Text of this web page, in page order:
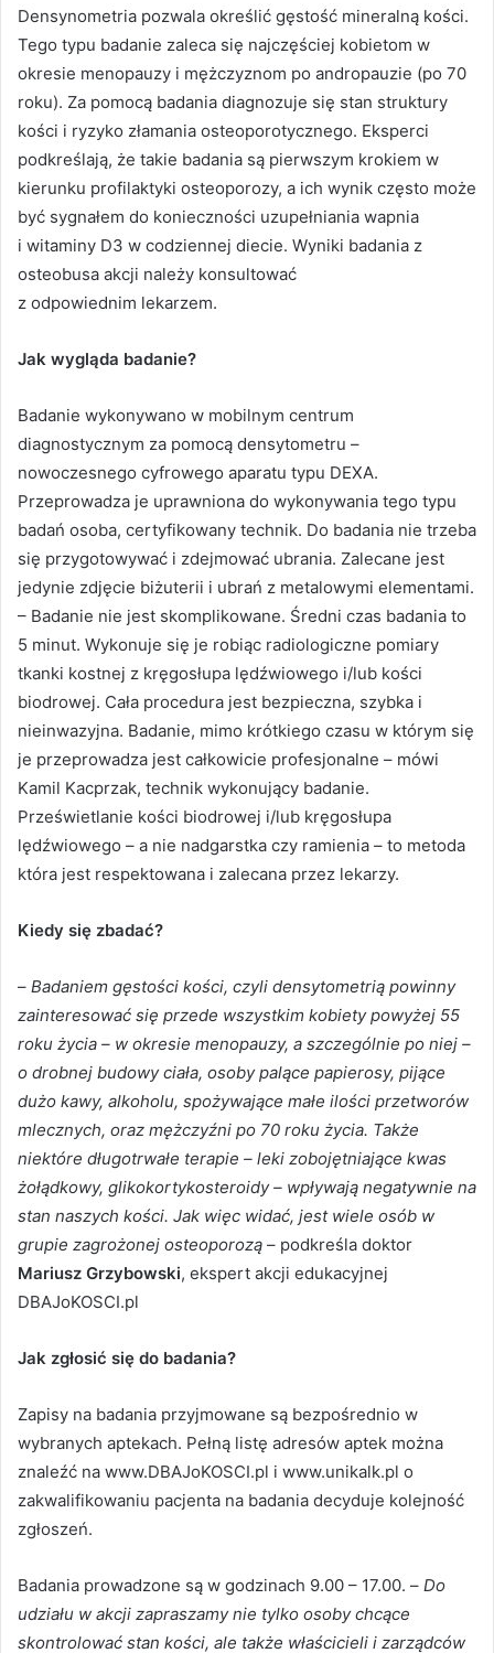
Densynometria pozwala określić gęstość mineralną kości.
Tego typu badanie zaleca się najczęściej kobietom w
okresie menopauzy i mężczyznom po andropauzie (po 70
roku). Za pomocą badania diagnozuje się stan struktury
kości i ryzyko złamania osteoporotycznego. Eksperci
podkreślają, że takie badania są pierwszym krokiem w
kierunku profilaktyki osteoporozy, a ich wynik często może
być sygnałem do konieczności uzupełniania wapnia
i witaminy D3 w codziennej diecie. Wyniki badania z
osteobusa akcji należy konsultować
z odpowiednim lekarzem.
Jak wygląda badanie?
Badanie wykonywano w mobilnym centrum
diagnostycznym za pomocą densytometru –
nowoczesnego cyfrowego aparatu typu DEXA.
Przeprowadza je uprawniona do wykonywania tego typu
badań osoba, certyfikowany technik. Do badania nie trzeba
się przygotowywać i zdejmować ubrania. Zalecane jest
jedynie zdjęcie biżuterii i ubrań z metalowymi elementami.
– Badanie nie jest skomplikowane. Średni czas badania to
5 minut. Wykonuje się je robiąc radiologiczne pomiary
tkanki kostnej z kręgosłupa lędźwiowego i/lub kości
biodrowej. Cała procedura jest bezpieczna, szybka i
nieinwazyjna. Badanie, mimo krótkiego czasu w którym się
je przeprowadza jest całkowicie profesjonalne – mówi
Kamil Kacprzak, technik wykonujący badanie.
Prześwietlanie kości biodrowej i/lub kręgosłupa
lędźwiowego – a nie nadgarstka czy ramienia – to metoda
która jest respektowana i zalecana przez lekarzy.
Kiedy się zbadać?
– Badaniem gęstości kości, czyli densytometrią powinny
zainteresować się przede wszystkim kobiety powyżej 55
roku życia – w okresie menopauzy, a szczególnie po niej –
o drobnej budowy ciała, osoby palące papierosy, pijące
dużo kawy, alkoholu, spożywające małe ilości przetworów
mlecznych, oraz mężczyźni po 70 roku życia. Także
niektóre długotrwałe terapie – leki zobojętniające kwas
żołądkowy, glikokortykosteroidy – wpływają negatywnie na
stan naszych kości. Jak więc widać, jest wiele osób w
grupie zagrożonej osteoporozą – podkreśla doktor
Mariusz Grzybowski, ekspert akcji edukacyjnej
DBAJoKOSCI.pl
Jak zgłosić się do badania?
Zapisy na badania przyjmowane są bezpośrednio w
wybranych aptekach. Pełną listę adresów aptek można
znaleźć na www.DBAJoKOSCI.pl i www.unikalk.pl o
zakwalifikowaniu pacjenta na badania decyduje kolejność
zgłoszeń.
Badania prowadzone są w godzinach 9.00 – 17.00. – Do
udziału w akcji zapraszamy nie tylko osoby chcące
skontrolować stan kości, ale także właścicieli i zarządców